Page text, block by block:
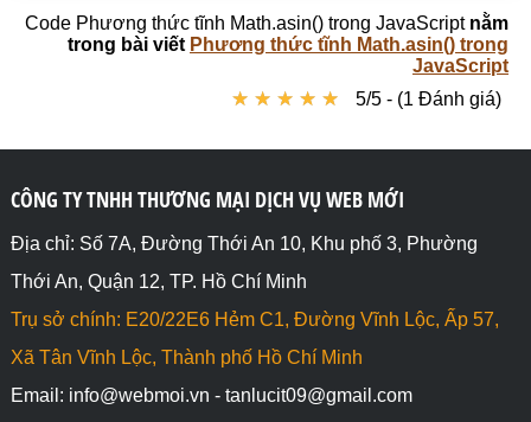
Code Phương thức tĩnh Math.asin() trong JavaScript nằm
trong bài viết Phương thức tĩnh Math.asin() trong
JavaScript
★ ★ ★ ★ ★
★ ★ ★ ★ ★ 5/5 - (1 Đánh giá)
CÔNG TY TNHH THƯƠNG MẠI DỊCH VỤ WEB MỚI
Địa chỉ: Số 7A, Đường Thới An 10, Khu phố 3, Phường
Thới An, Quận 12, TP. Hồ Chí Minh
Trụ sở chính: E20/22E6 Hẻm C1, Đường Vĩnh Lộc, Ấp 57,
Xã Tân Vĩnh Lộc, Thành phố Hồ Chí Minh
Email: info@webmoi.vn - tanlucit09@gmail.com